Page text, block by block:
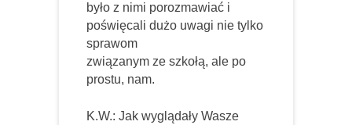
było z nimi porozmawiać i
poświęcali dużo uwagi nie tylko
sprawom
związanym ze szkołą, ale po
prostu, nam.
K.W.: Jak wyglądały Wasze